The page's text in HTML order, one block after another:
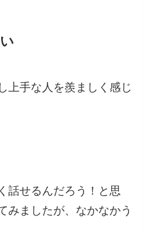
上手な人を羨ましく感じ
話せるんだろう！と思
みましたが、なかなかう